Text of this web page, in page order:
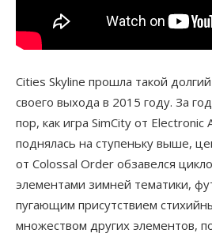
Cities Skyline прошла такой
своего выхода в 2015 году. За
пор, как игра SimCity от Electronic
поднялась на ступеньку выше,
от Colossal Order обзавелся
элементами зимней тематики,
пугающим присутствием
множеством других элементов,